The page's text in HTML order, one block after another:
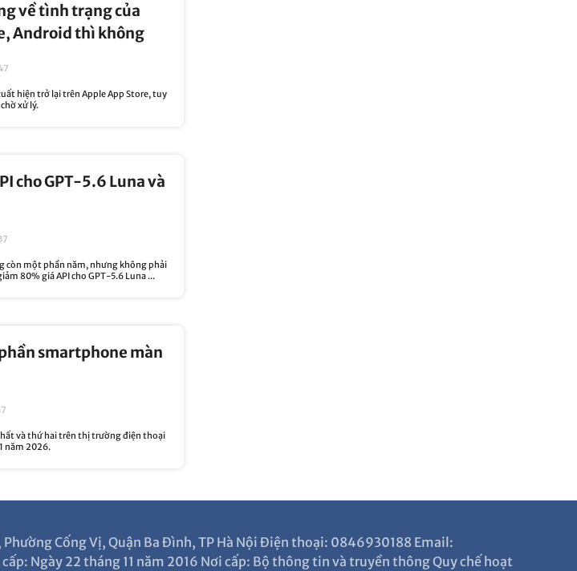
về tình trạng của
Android thì không
hiện trở lại trên Apple App Store, tuy
xử lý.
cho GPT-5.6 Luna và
còn một phần năm, nhưng không phải
80% giá API cho GPT-5.6 Luna ...
smartphone màn
và thứ hai trên thị trường điện thoại
năm 2026.
Cống Vị, Quận Ba Đình, TP Hà Nội Điện thoại: 0846930188 Email:
Ngày 22 tháng 11 năm 2016 Nơi cấp: Bộ thông tin và truyền thông Quy chế hoạt